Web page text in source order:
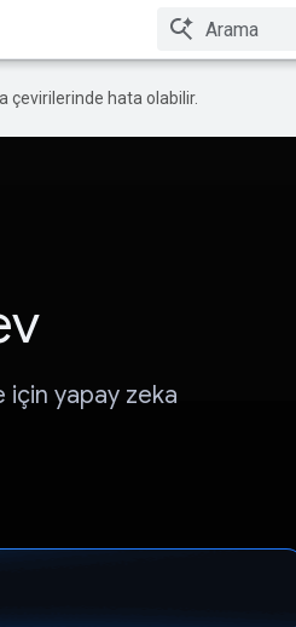
çevirilerinde hata olabilir.
yapay zeka